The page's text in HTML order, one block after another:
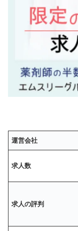
運営会社
求人数
求人の評判